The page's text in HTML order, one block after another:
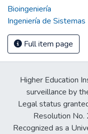
Bioingeniería
Ingeniería de Sistemas
Full item page
Higher Education
surveillance by
Legal status
Resolution
Recognized as a